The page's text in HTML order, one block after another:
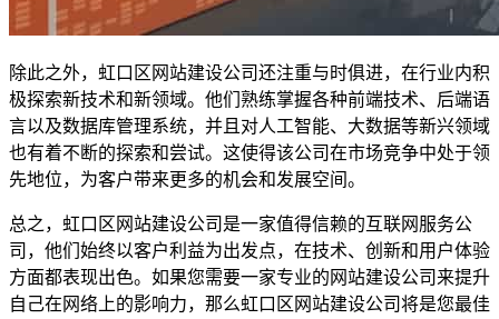
除此之外，虹口区网站建设公司还注重与时俱进，在行业内积
极探索新技术和新领域。他们熟练掌握各种前端技术、后端语
言以及数据库管理系统，并且对人工智能、大数据等新兴领域
也有着不断的探索和尝试。这使得该公司在市场竞争中处于领
先地位，为客户带来更多的机会和发展空间。
总之，虹口区网站建设公司是一家值得信赖的互联网服务公
司，他们始终以客户利益为出发点，在技术、创新和用户体验
方面都表现出色。如果您需要一家专业的网站建设公司来提升
自己在网络上的影响力，那么虹口区网站建设公司将是您最佳